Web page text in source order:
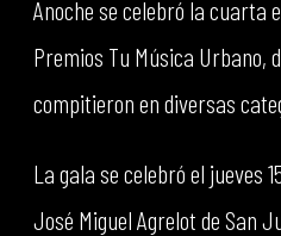
Anoche se celebró la cuarta
Premios Tu Música Urbano,
compitieron en diversas
La gala se celebró el jueves
José Miguel Agrelot de San